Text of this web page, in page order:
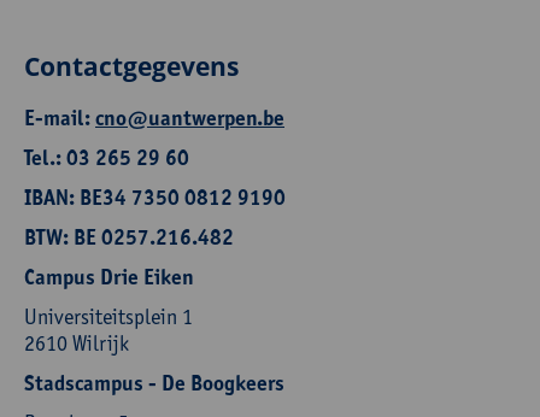
Contactgegevens
E-mail:cno@uantwerpen.be
Tel.: 03 265 29 60
IBAN: BE34 7350 0812 9190
BTW: BE 0257.216.482
Campus Drie Eiken
Universiteitsplein 1
2610 Wilrijk
Stadscampus - De Boogkeers